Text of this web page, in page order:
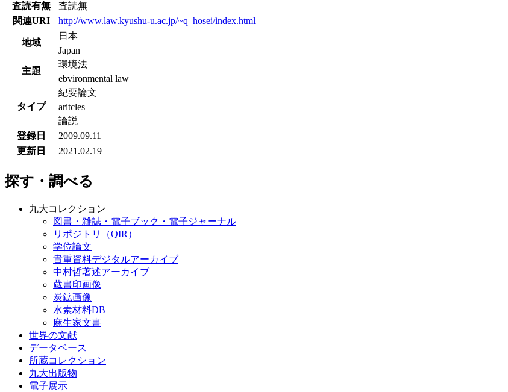
査読有無
査読無
関連URI
http://www.law.kyushu-u.ac.jp/~q_hosei/index.html
地域
日本
Japan
主題
環境法
ebvironmental law
タイプ
紀要論文
aritcles
論説
登録日
2009.09.11
更新日
2021.02.19
探す・調べる
九大コレクション
図書・雑誌・電子ブック・電子ジャーナル
リポジトリ（QIR）
学位論文
貴重資料デジタルアーカイブ
中村哲著述アーカイブ
蔵書印画像
炭鉱画像
水素材料DB
麻生家文書
世界の文献
データベース
所蔵コレクション
九大出版物
電子展示